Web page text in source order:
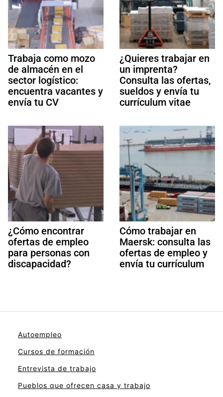
Trabaja como mozo
de almacén en el
sector logístico:
encuentra vacantes y
envía tu CV
¿Quieres trabajar en
un imprenta?
Consulta las ofertas,
sueldos y envía tu
currículum vitae
¿Cómo encontrar
ofertas de empleo
para personas con
discapacidad?
Cómo trabajar en
Maersk: consulta las
ofertas de empleo y
envía tu currículum
Autoempleo
Cursos de formación
Entrevista de trabajo
Pueblos que ofrecen casa y trabajo